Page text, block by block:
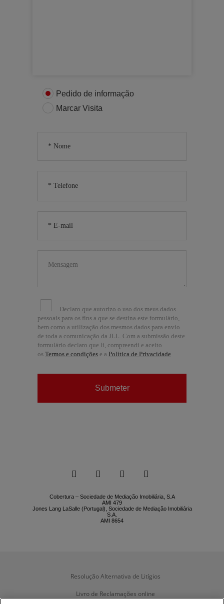
Pedido de informação
Marcar Visita
Declaro que autorizo o uso dos meus dados
pessoais para os fins a que se destina este formulário,
bem como a utilização dos mesmos dados para envio
de toda a comunicação da JLL. Com a submissão deste
formulário declaro que li, compreendi e aceito
os Termos e condições e a Política de Privacidade
Submeter
Cobertura – Sociedade de Mediação Imobiliária, S.A
AMI 479
Jones Lang LaSalle (Portugal), Sociedade de Mediação Imobiliária
S.A.
AMI 8654
   
Resolução Alternativa de Litígios
Livro de Reclamações online